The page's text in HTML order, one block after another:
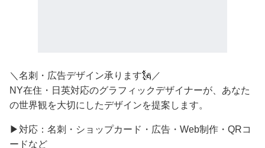
＼名刺・広告デザイン承ります🗽／
NY在住・日英対応のグラフィックデザイナーが、あなた
の世界観を大切にしたデザインを提案します。
▶対応：名刺・ショップカード・広告・Web制作・QRコ
ードなど